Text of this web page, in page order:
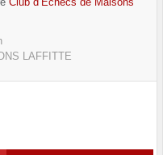
LAFFITTE